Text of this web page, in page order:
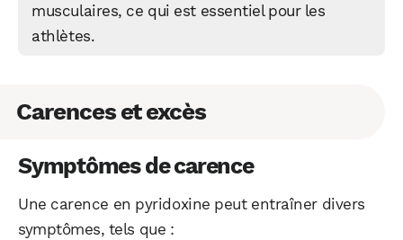
musculaires, ce qui est essentiel pour les
athlètes.
Carences et excès
Symptômes de carence
Une carence en pyridoxine peut entraîner divers
symptômes, tels que :